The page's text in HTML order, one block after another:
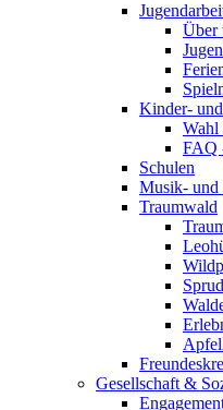
Über
Kinder-
Wahl
FAQ
Schulen
Musik- und
Traumwald
Gesellschaft &